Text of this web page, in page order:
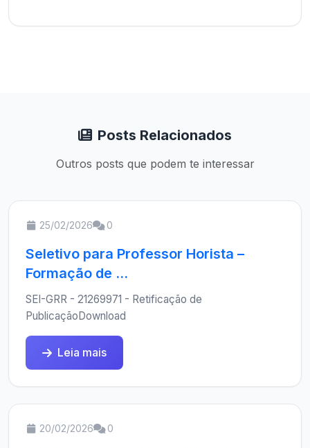
Posts Relacionados
Outros posts que podem te interessar
25/02/2026 0
Seletivo para Professor Horista –
Formação de ...
SEI-GRR - 21269971 - Retificação de
PublicaçãoDownload
Leia mais
20/02/2026 0